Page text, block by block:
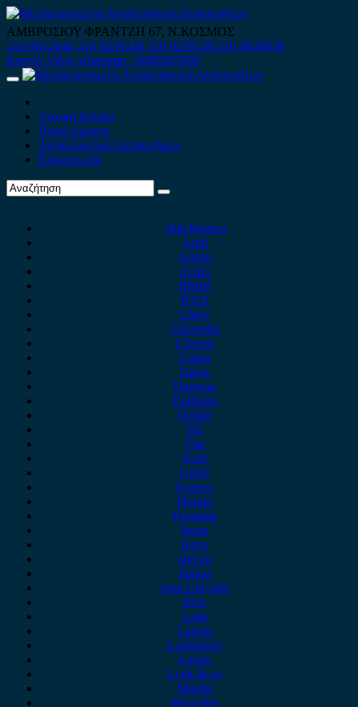
Skip
to
content
ΑΜΒΡΟΣΙΟΥ ΦΡΑΝΤΖΗ 67, Ν.ΚΟΣΜΟΣ
210 9012444 210 9239148 210 9238158 210 9026839
Κινητό-Viber-whatsapp : 6980507900
Primary
Αρχική Σελίδα
Ποιοί είμαστε
Ανταλλακτικά Αυτοκινήτων
Επικοινωνία
Alfa Romeo
Audi
Austin
Acura
BMW
BYD
Chery
Chevrolet
Citroen
Cupra
Dacia
Daewoo
Daihatsu
Dodge
DS
Fiat
Ford
Geely
Gonow
Honda
Hyundai
Isuzu
iveco
Jaecoo
Jaguar
Jeep Chrysler
KIA
Lada
Lancia
Leapmotor
Lexus
Lynk & co
Mazda
Mercedes